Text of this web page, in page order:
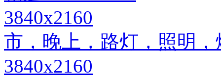
3840x2160
市，晚上，路灯，照明
3840x2160